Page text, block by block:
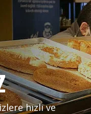
hızlı ve